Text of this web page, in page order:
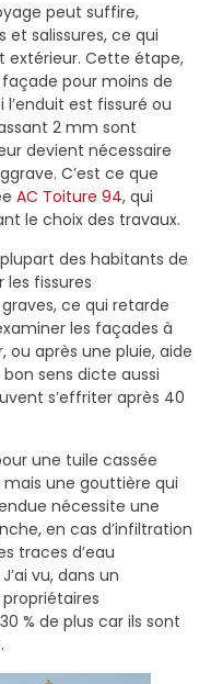
peut suffire,
salissures, ce qui
extérieur. Cette étape,
pour moins de
est fissuré ou
2 mm sont
devient nécessaire
C’est ce que
AC Toiture 94, qui
le choix des travaux.
des habitants de
fissures
ce qui retarde
les façades à
ou après une pluie, aide
sens dicte aussi
s’effriter après 40
une tuile cassée
une gouttière qui
nécessite une
en cas d’infiltration
traces d’eau
vu, dans un
% de plus car ils sont